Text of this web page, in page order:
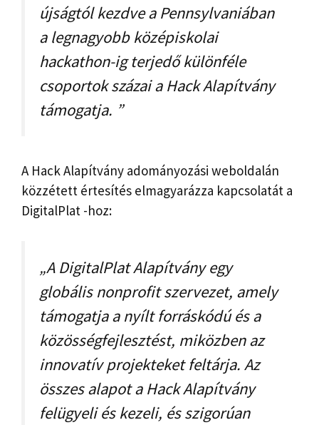
újságtól kezdve a Pennsylvaniában
a legnagyobb középiskolai
hackathon-ig terjedő különféle
csoportok százai a Hack Alapítvány
támogatja. ”
A Hack Alapítvány adományozási weboldalán
közzétett értesítés elmagyarázza kapcsolatát a
DigitalPlat -hoz:
„A DigitalPlat Alapítvány egy
globális nonprofit szervezet, amely
támogatja a nyílt forráskódú és a
közösségfejlesztést, miközben az
innovatív projekteket feltárja. Az
összes alapot a Hack Alapítvány
felügyeli és kezeli, és szigorúan